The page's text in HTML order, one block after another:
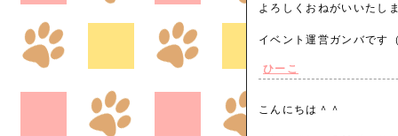
よろしくおねがいいたし
イベント運営ガンバで
ひーこ
こんにちは＾＾